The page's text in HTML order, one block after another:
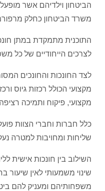
הביטחון וילדיהם אשר
משרד הביטחון כחלק
התוכנית מתמקדת במתן
לצרכים הייחודיים של כל
לצד החונכות והחונכים
מקצועי הכולל רכזות גיוס
מקצועי, פיקוח ותמיכה
כלל חברות וחברי הצוות
שליחות ומחויבות למטרה
השילוב בין חונכות אישית
שינוי משמעותי לאין שיעור
משפחותיהם ומעניק להם